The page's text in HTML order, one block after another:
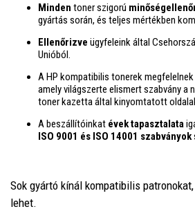
Minden toner szigorú
gyártás során, és teljes mértékben
Ellenőrizve ügyfeleink által
Unióból.
A HP kompatibilis tonerek megfelelnek
amely világszerte elismert szabvány a
toner kazetta által kinyomtatott
A beszállítóinkat évek tapasztalata
ISO 9001 és ISO 14001 szabványok
Sok gyártó kínál kompatibilis
lehet.